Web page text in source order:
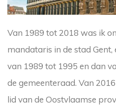
Van 1989 tot 2018 was ik
mandataris in de stad Gent,
van 1989 tot 1995 en dan
de gemeenteraad. Van
lid van de Oostvlaamse